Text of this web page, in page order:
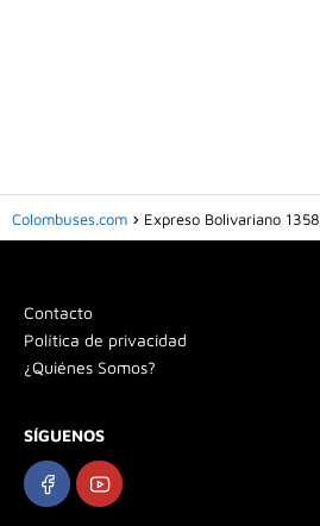
Colombuses.com Expreso Bolivariano 1358
Contacto
Política de privacidad
¿Quiénes Somos?
SÍGUENOS